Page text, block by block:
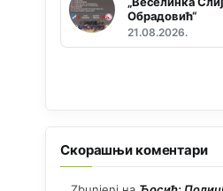
Обрадовић“
21.08.2026.
Скорашњи коментари